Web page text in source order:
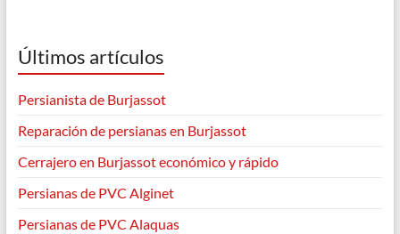
Últimos artículos
Persianista de Burjassot
Reparación de persianas en Burjassot
Cerrajero en Burjassot económico y rápido
Persianas de PVC Alginet
Persianas de PVC Alaquas